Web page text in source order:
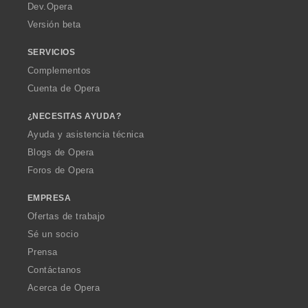
a
Dev.Opera
Versión beta
SERVICIOS
Complementos
Cuenta de Opera
¿NECESITAS AYUDA?
Ayuda y asistencia técnica
Blogs de Opera
Foros de Opera
EMPRESA
Ofertas de trabajo
Sé un socio
Prensa
Contáctanos
Acerca de Opera